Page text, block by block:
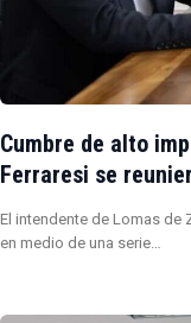
Cumbre de alto
Ferraresi se
El intendente de Lomas de
en medio de una serie…